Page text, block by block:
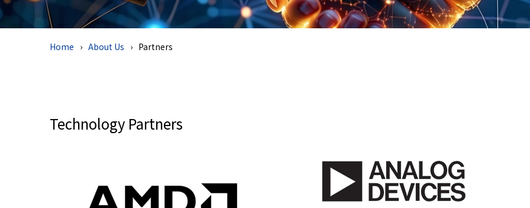
Home About Us Partners
Technology Partners